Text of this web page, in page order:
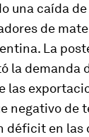
una caída
de
La
la demanda
las
negativo de
déficit en